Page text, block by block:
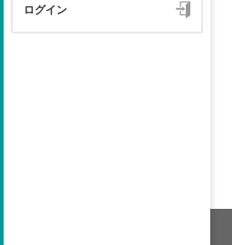
ログイン